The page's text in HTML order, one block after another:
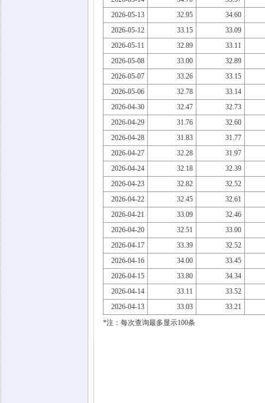
2026-05-13
32.95
34.60
2026-05-12
33.15
33.09
2026-05-11
32.89
33.11
2026-05-08
33.00
32.89
2026-05-07
33.26
33.15
2026-05-06
32.78
33.14
2026-04-30
32.47
32.73
2026-04-29
31.76
32.60
2026-04-28
31.83
31.77
2026-04-27
32.28
31.97
2026-04-24
32.18
32.39
2026-04-23
32.82
32.52
2026-04-22
32.45
32.61
2026-04-21
33.09
32.46
2026-04-20
32.51
33.00
2026-04-17
33.39
32.52
2026-04-16
34.00
33.45
2026-04-15
33.80
34.34
2026-04-14
33.11
33.52
2026-04-13
33.03
33.21
*注：每次查询最多显示100条